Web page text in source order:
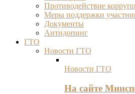
Противодействие
Меры поддержки
Документы
Антидопинг
ГТО
Новости ГТО
Новости ГТО
На сайте